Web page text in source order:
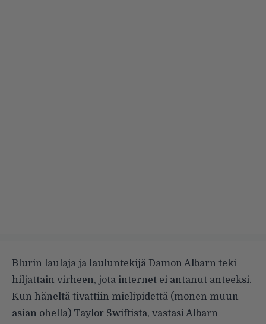
Blurin laulaja ja lauluntekijä Damon Albarn teki
hiljattain virheen, jota internet ei antanut anteeksi.
Kun häneltä tivattiin mielipidettä (monen muun
asian ohella) Taylor Swiftista, vastasi Albarn